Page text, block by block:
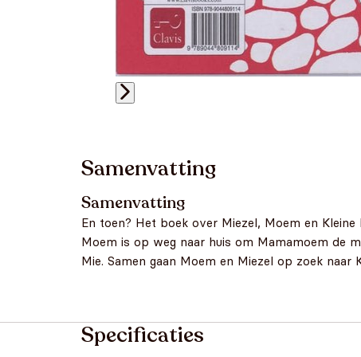
Samenvatting
Samenvatting
En toen? Het boek over Miezel, Moem en Kleine
Moem is op weg naar huis om Mamamoem de
Mie. Samen gaan Moem en Miezel op zoek naar
Specificaties